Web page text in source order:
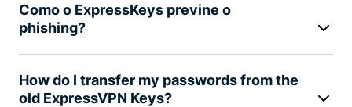
Como o ExpressKeys previne o
phishing?
How do I transfer my passwords from the
old ExpressVPN Keys?